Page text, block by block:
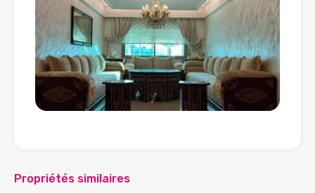
Propriétés similaires